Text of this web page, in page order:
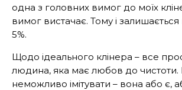
одна з головних вимог до моїх
вимог вистачає. Тому і
5%.
Щодо ідеального клінера – все
людина, яка має любов до
неможливо імітувати – вона або є,